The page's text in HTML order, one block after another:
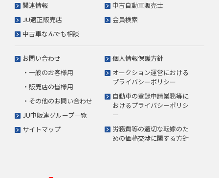
関連情報
中古自動車販売士
JU適正販売店
会員検索
中古車なんでも相談
お問い合わせ
・一般のお客様用
・販売店の皆様用
・その他のお問い合わせ
JU中販連グループ一覧
サイトマップ
個人情報保護方針
オークション運営における
プライバシーポリシー
自動車の登録申請業務等に
おけるプライバシーポリシ
ー
労務費等の適切な転嫁のた
めの価格交渉に関する方針